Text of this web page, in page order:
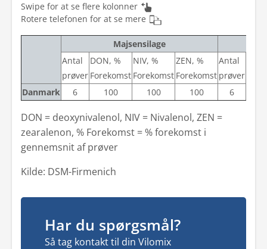
Swipe for at se flere kolonner
Rotere telefonen for at se mere
Majsensilage
Antal
prøver
DON, %
Forekomst
NIV, %
Forekomst
ZEN, %
Forekomst
Antal
prøver
Danmark
6 100 100 100 6
DON = deoxynivalenol, NIV = Nivalenol, ZEN =
zearalenon, % Forekomst = % forekomst i
gennemsnit af prøver
Kilde: DSM-Firmenich
Har du spørgsmål?
Så tag kontakt til din Vilomix